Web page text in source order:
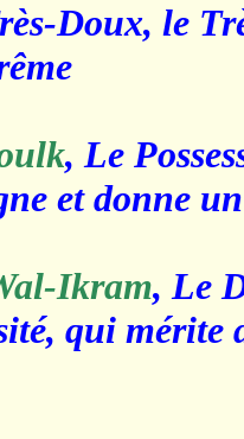
Doux, le
, Le
et donne
Ikram, Le
qui mérite